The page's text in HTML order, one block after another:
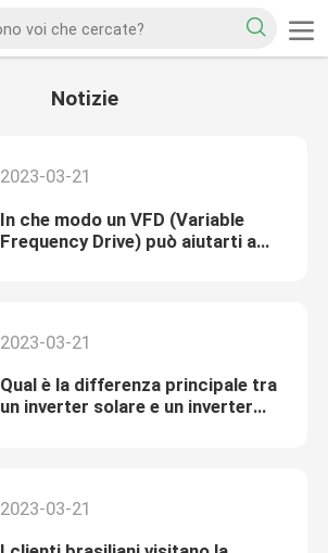
Notizie
2023-03-21
In che modo un VFD (Variable
Frequency Drive) può aiutarti a
2023-03-21
Qual è la differenza principale tra
un inverter solare e un inverter
2023-03-21